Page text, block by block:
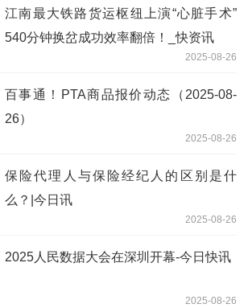
江南最大铁路货运枢纽上演“心脏手术”
540分钟换岔成功效率翻倍！_快资讯
2025-08-26
百事通！PTA商品报价动态（2025-08-
26）
2025-08-26
保险代理人与保险经纪人的区别是什
么？|今日讯
2025-08-26
2025人民数据大会在深圳开幕-今日快讯
2025-08-26